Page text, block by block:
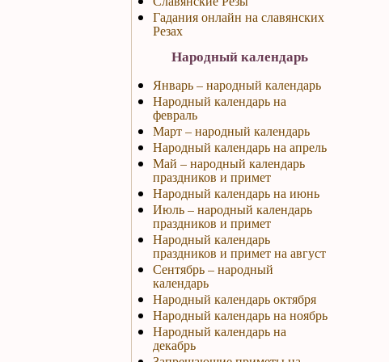
Гадания онлайн на славянских
Резах
Народный календарь
Январь – народный календарь
Народный календарь на
февраль
Март – народный календарь
Народный календарь на апрель
Май – народный календарь
праздников и примет
Народный календарь на июнь
Июль – народный календарь
праздников и примет
Народный календарь
праздников и примет на август
Сентябрь – народный
календарь
Народный календарь октября
Народный календарь на ноябрь
Народный календарь на
декабрь